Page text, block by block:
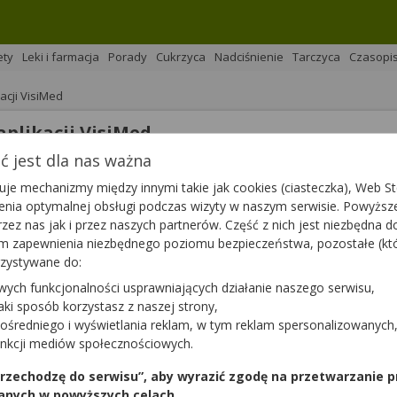
Leki i farmacja Porady Cukrzyca Nadciśnienie Tarczyca
VisiMed
VisiMed
wypowiedzieliśmy te słowa podczas składania
naszego życia. Bez dobrego zdrowia trudniej jest
pytanie – jak zacząć dbać o zdrowie?
Podziel się
jest dla nas ważna
mechanizmy między innymi takie jak cookies (ciasteczka), Web
optymalnej obsługi podczas wizyty w naszym serwisie.
nas jak i przez naszych partnerów. Część z nich jest niezbędna
zapewnienia niezbędnego poziomu bezpieczeństwa, pozostałe
do:
funkcjonalności usprawniających działanie naszego serwisu,
sposób korzystasz z naszej strony,
i wyświetlania reklam, w tym reklam spersonalizowanych,
mediów społecznościowych.
do serwisu”, aby wyrazić zgodę na przetwarzanie